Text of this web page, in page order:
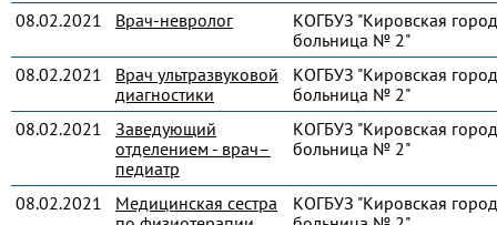
08.02.2021
Врач-невролог
КОГБУЗ "Кировская
больница № 2"
08.02.2021
Врач ультразвуковой
диагностики
КОГБУЗ "Кировская
больница № 2"
08.02.2021
Заведующий
отделением - врач–
педиатр
КОГБУЗ "Кировская
больница № 2"
08.02.2021
Медицинская сестра
КОГБУЗ "Кировская